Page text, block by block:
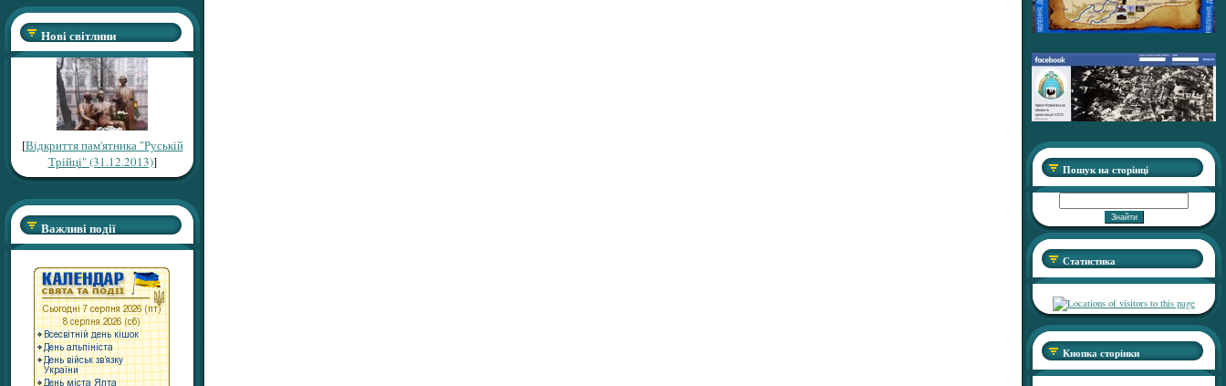
Нові світлини
[Відкриття пам'ятника "Руській
Трійці" (31.12.2013)]
Важливі події
Пошук на сторінці
Статистика
Кнопка сторінки